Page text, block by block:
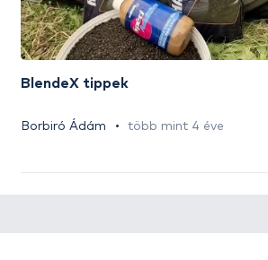
BlendeX tippek
Borbiró Ádám több mint 4 éve